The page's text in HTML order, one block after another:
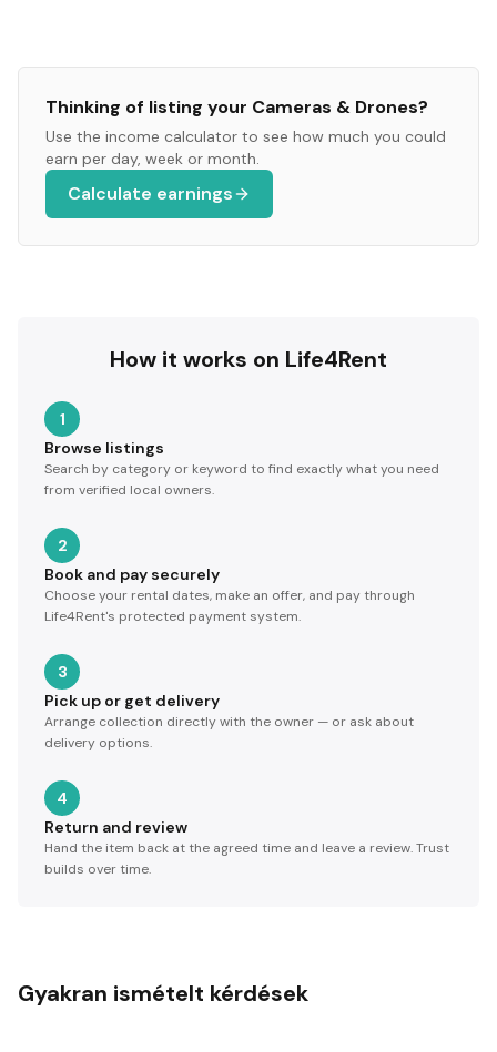
Thinking of listing your Cameras & Drones?
Use the income calculator to see how much you could
earn per day, week or month.
Calculate earnings
How it works on Life4Rent
1
Browse listings
Search by category or keyword to find exactly what you need
from verified local owners.
2
Book and pay securely
Choose your rental dates, make an offer, and pay through
Life4Rent's protected payment system.
3
Pick up or get delivery
Arrange collection directly with the owner — or ask about
delivery options.
4
Return and review
Hand the item back at the agreed time and leave a review. Trust
builds over time.
Gyakran ismételt kérdések